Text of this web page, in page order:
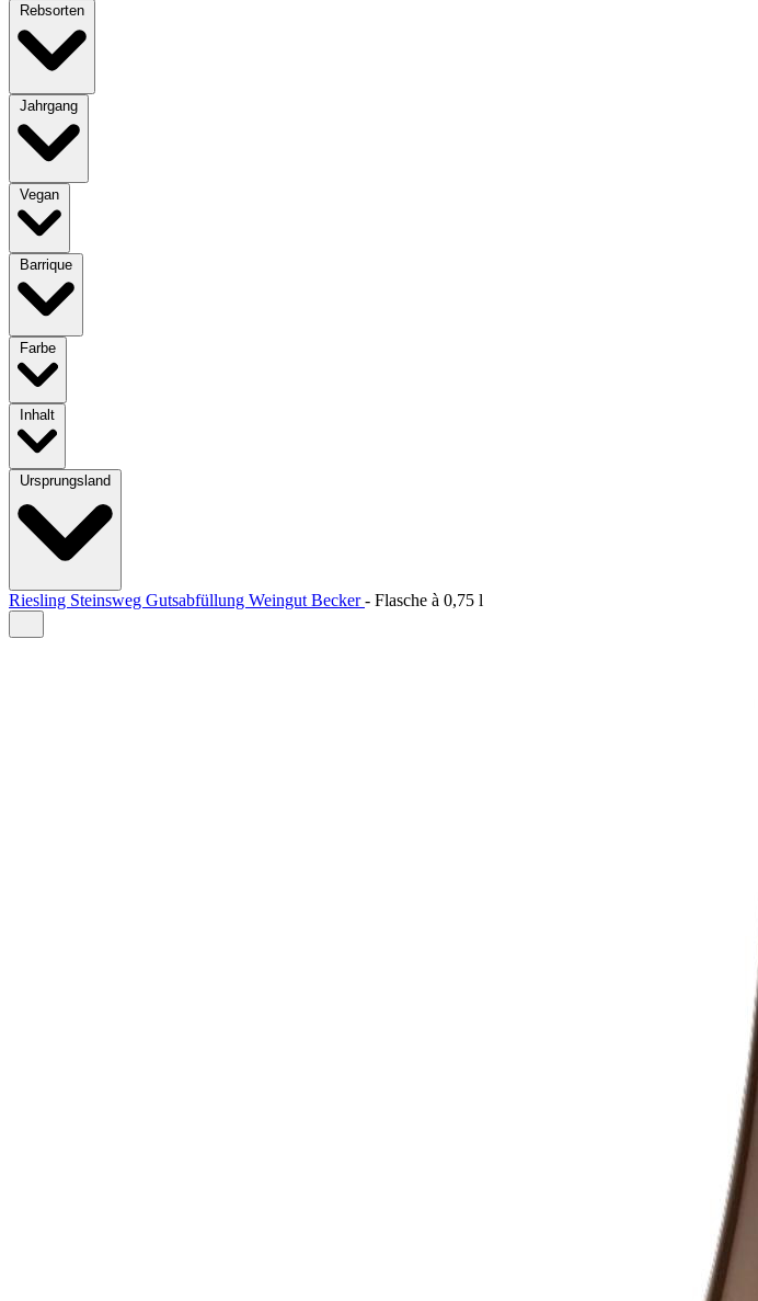
Rebsorten
Jahrgang
Vegan
Barrique
Farbe
Inhalt
Ursprungsland
Riesling Steinsweg Gutsabfüllung Weingut Becker- Flasche à 0,75 l